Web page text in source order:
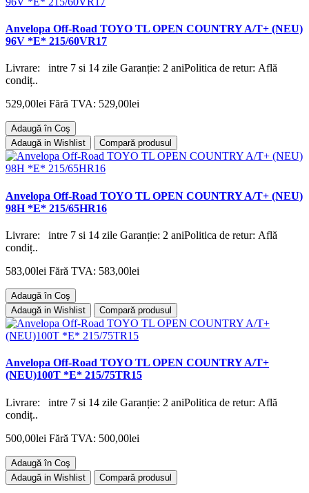
Anvelopa Off-Road TOYO TL OPEN COUNTRY A/T+ (NEU)
96V *E* 215/60VR17
Livrare: intre 7 si 14 zile Garanție: 2 aniPolitica de retur: Află
condiț..
529,00lei Fără TVA: 529,00lei
Adaugă în Coş
Adaugă in Wishlist
Compară produsul
Anvelopa Off-Road TOYO TL OPEN COUNTRY A/T+ (NEU)
98H *E* 215/65HR16
Livrare: intre 7 si 14 zile Garanție: 2 aniPolitica de retur: Află
condiț..
583,00lei Fără TVA: 583,00lei
Adaugă în Coş
Adaugă in Wishlist
Compară produsul
Anvelopa Off-Road TOYO TL OPEN COUNTRY A/T+
(NEU)100T *E* 215/75TR15
Livrare: intre 7 si 14 zile Garanție: 2 aniPolitica de retur: Află
condiț..
500,00lei Fără TVA: 500,00lei
Adaugă în Coş
Adaugă in Wishlist
Compară produsul